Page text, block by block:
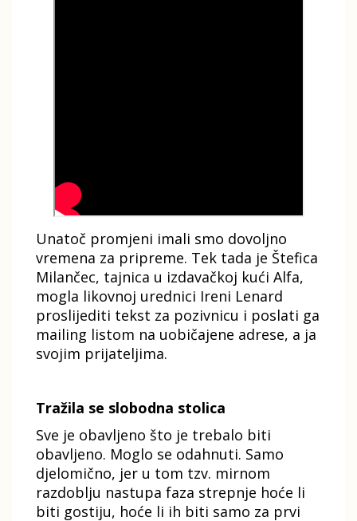
Unatoč promjeni imali smo dovoljno
vremena za pripreme. Tek tada je Štefica
Milančec, tajnica u izdavačkoj kući Alfa,
mogla likovnoj urednici Ireni Lenard
proslijediti tekst za pozivnicu i poslati ga
mailing listom na uobičajene adrese, a ja
svojim prijateljima.
Tražila se slobodna stolica
Sve je obavljeno što je trebalo biti
obavljeno. Moglo se odahnuti. Samo
djelomično, jer u tom tzv. mirnom
razdoblju nastupa faza strepnje hoće li
biti gostiju, hoće li ih biti samo za prvi